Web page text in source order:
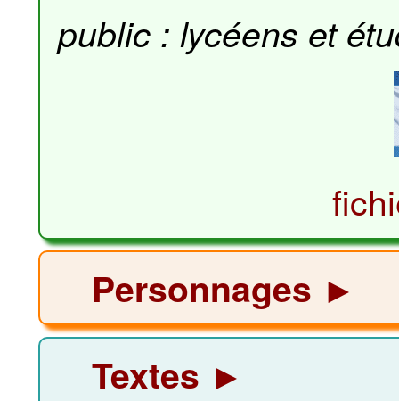
public : lycéens et
Personnages ►
Textes ►